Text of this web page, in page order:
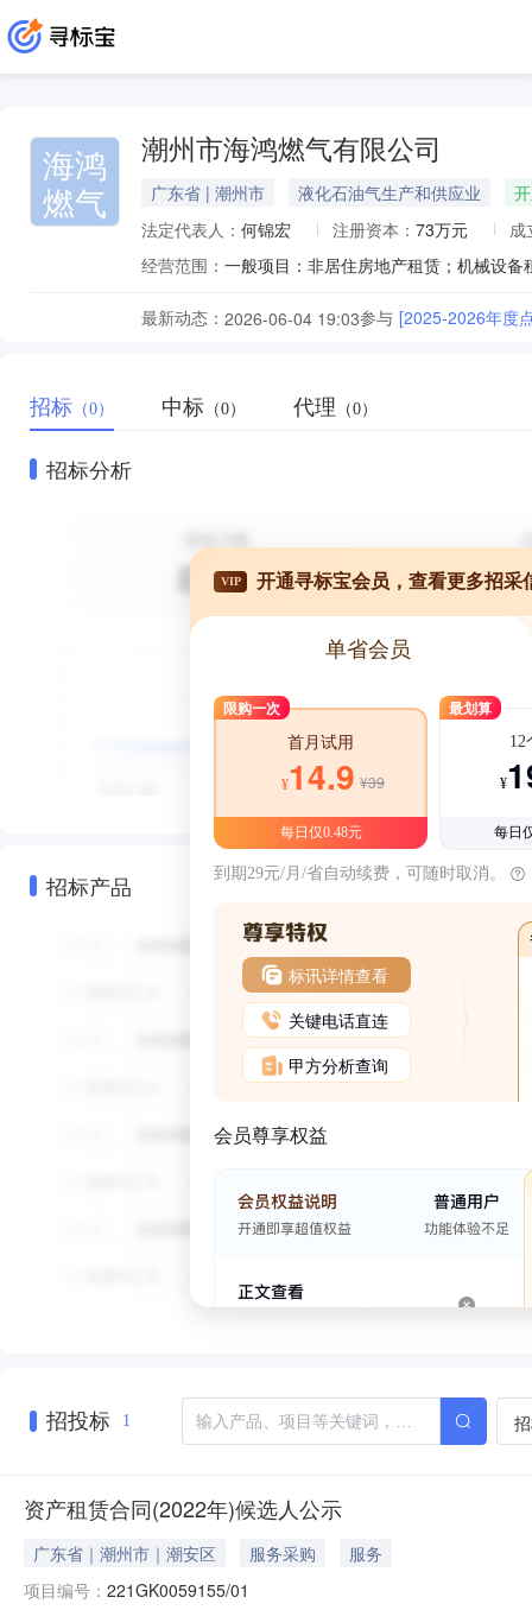
海鸿
燃气
潮州市海鸿燃气有限公司
广东省 | 潮州市 液化石油气生产和供应业
法定代表人： 何锦宏 注册资本： 73万元
成
经营范围：
最新动态： 2026-06-04 19:03参与 [2025-2026年度
招标 （0） 中标 （0） 代理 （0）
招标分析
招标产品
VIP 开通寻标宝会员，查看更多招采
单省会员
限购一次
首月试用
¥14.9 ¥39
每日仅0.48元
最划算
12
¥
每日
到期29元/月/省自动续费，可随时取消。
标讯详情查看
关键电话直连
甲方分析查询
会员尊享权益
招投标 1
资产租赁合同(2022年)候选人公示
广东省｜潮州市｜潮安区 服务采购
服务
项目编号： 221GK0059155/01